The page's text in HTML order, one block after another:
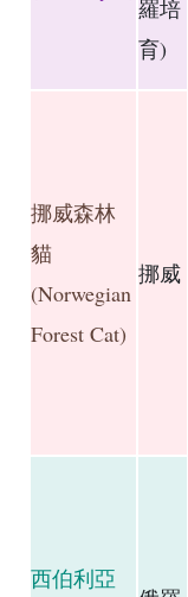
羅培
育)
挪威森林
貓
(Norwegian
Forest Cat)
挪威
西伯利亞